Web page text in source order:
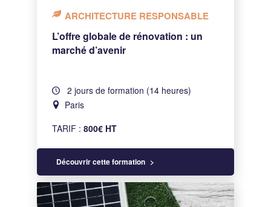
ARCHITECTURE RESPONSABLE
L’offre globale de rénovation : un
marché d’avenir
2 jours de formation (14 heures)
Paris
TARIF :800€ HT
Découvrir cette formation